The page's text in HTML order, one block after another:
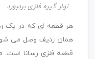
نوار گیره فلزی بردبورد
هر قطعه ای که در یک
همان ردیف وصل می
قطعه فلزی رسانا است.